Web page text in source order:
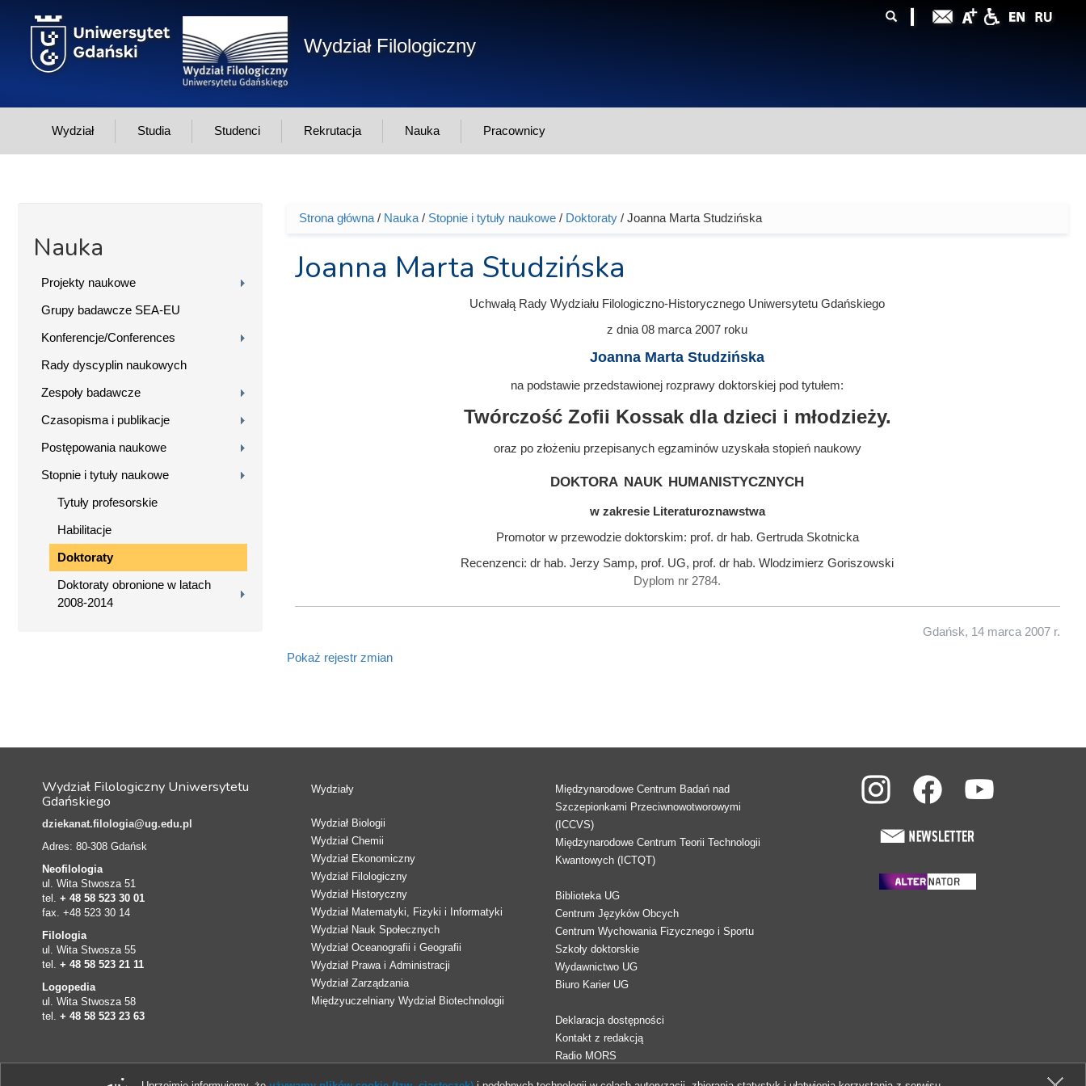
Wydział Filologiczny
Wydział Studia Studenci Rekrutacja Nauka Pracownicy
Nauka
Projekty naukowe
Grupy badawcze SEA-EU
Konferencje/Conferences
Rady dyscyplin naukowych
Zespoły badawcze
Czasopisma i publikacje
Postępowania naukowe
Stopnie i tytuły naukowe
Tytuły profesorskie
Habilitacje
Doktoraty
Doktoraty obronione w latach
2008-2014
Jesteś tutaj
Strona główna/ Nauka/ Stopnie i tytuły naukowe/ Doktoraty/ Joanna Marta Studzińska
Joanna Marta Studzińska
Uchwałą Rady Wydziału Filologiczno-Historycznego Uniwersytetu Gdańskiego
z dnia 08 marca 2007 roku
Joanna Marta Studzińska
na podstawie przedstawionej rozprawy doktorskiej pod tytułem:
Twórczość Zofii Kossak dla dzieci i młodzieży.
oraz po złożeniu przepisanych egzaminów uzyskała stopień naukowy
doktora nauk humanistycznych
w zakresie Literaturoznawstwa
Promotor w przewodzie doktorskim: prof. dr hab. Gertruda Skotnicka
Recenzenci: dr hab. Jerzy Samp, prof. UG, prof. dr hab. Wlodzimierz Goriszowski
Dyplom nr 2784.
Gdańsk, 14 marca 2007 r.
Pokaż rejestr zmian
Wydział Filologiczny Uniwersytetu
Gdańskiego
dziekanat.filologia@ug.edu.pl
Adres: 80-308 Gdańsk
Neofilologia
ul. Wita Stwosza 51
tel. + 48 58 523 30 01
fax. +48 523 30 14
Filologia
ul. Wita Stwosza 55
tel. + 48 58 523 21 11
Logopedia
ul. Wita Stwosza 58
tel. + 48 58 523 23 63
Wydziały
Wydział Biologii
Wydział Chemii
Wydział Ekonomiczny
Wydział Filologiczny
Wydział Historyczny
Wydział Matematyki, Fizyki i Informatyki
Wydział Nauk Społecznych
Wydział Oceanografii i Geografii
Wydział Prawa i Administracji
Wydział Zarządzania
Międzyuczelniany Wydział Biotechnologii
Międzynarodowe Centrum Badań nad
Szczepionkami Przeciwnowotworowymi
(ICCVS)
Międzynarodowe Centrum Teorii Technologii
Kwantowych (ICTQT)
Biblioteka UG
Centrum Języków Obcych
Centrum Wychowania Fizycznego i Sportu
Szkoły doktorskie
Wydawnictwo UG
Biuro Karier UG
Deklaracja dostępności
Kontakt z redakcją
Radio MORS